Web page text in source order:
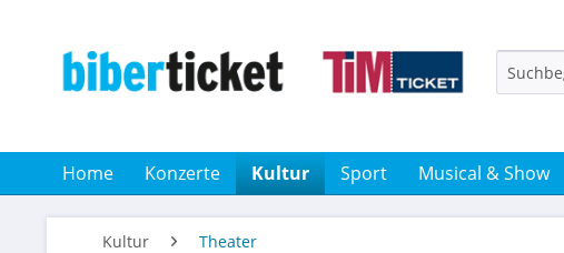
Home Konzerte Kultur Sport Musical & Show
Kultur Theater